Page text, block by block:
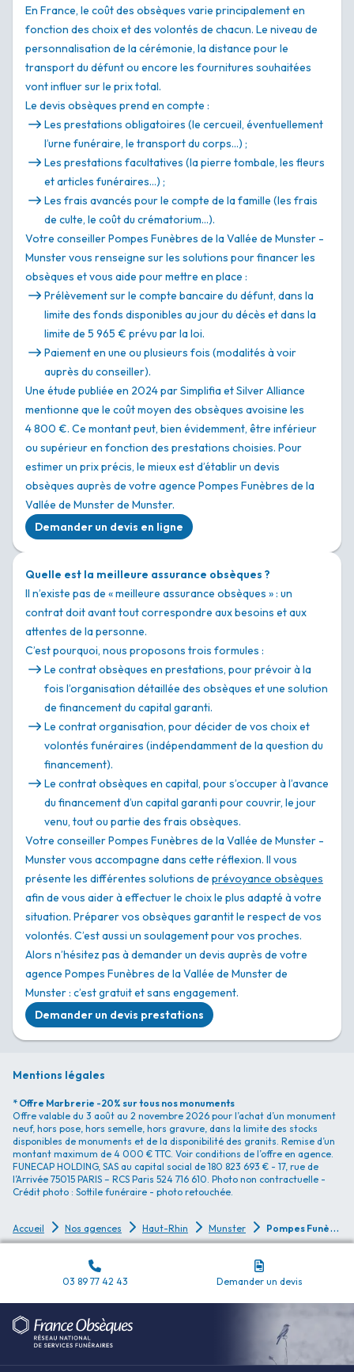
En France, le coût des obsèques varie principalement en
fonction des choix et des volontés de chacun. Le niveau de
personnalisation de la cérémonie, la distance pour le
transport du défunt ou encore les fournitures souhaitées
vont influer sur le prix total.
Le devis obsèques prend en compte :
Les prestations obligatoires (le cercueil, éventuellement
l’urne funéraire, le transport du corps…) ;
Les prestations facultatives (la pierre tombale, les fleurs
et articles funéraires…) ;
Les frais avancés pour le compte de la famille (les frais
de culte, le coût du crématorium…).
Votre conseiller Pompes Funèbres de la Vallée de Munster -
Munster vous renseigne sur les solutions pour financer les
obsèques et vous aide pour mettre en place :
Prélèvement sur le compte bancaire du défunt, dans la
limite des fonds disponibles au jour du décès et dans la
limite de 5 965 € prévu par la loi.
Paiement en une ou plusieurs fois (modalités à voir
auprès du conseiller).
Une étude publiée en 2024 par Simplifia et Silver Alliance
mentionne que le coût moyen des obsèques avoisine les
4 800 €. Ce montant peut, bien évidemment, être inférieur
ou supérieur en fonction des prestations choisies. Pour
estimer un prix précis, le mieux est d’établir un devis
obsèques auprès de votre agence Pompes Funèbres de la
Vallée de Munster de Munster.
Demander un devis en ligne
Quelle est la meilleure assurance obsèques ?
Il n’existe pas de « meilleure assurance obsèques » : un
contrat doit avant tout correspondre aux besoins et aux
attentes de la personne.
C’est pourquoi, nous proposons trois formules :
Le contrat obsèques en prestations, pour prévoir à la
fois l’organisation détaillée des obsèques et une solution
de financement du capital garanti.
Le contrat organisation, pour décider de vos choix et
volontés funéraires (indépendamment de la question du
financement).
Le contrat obsèques en capital, pour s’occuper à l’avance
du financement d’un capital garanti pour couvrir, le jour
venu, tout ou partie des frais obsèques.
Votre conseiller Pompes Funèbres de la Vallée de Munster -
Munster vous accompagne dans cette réflexion. Il vous
présente les différentes solutions de prévoyance obsèques
afin de vous aider à effectuer le choix le plus adapté à votre
situation. Préparer vos obsèques garantit le respect de vos
volontés. C’est aussi un soulagement pour vos proches.
Alors n’hésitez pas à demander un devis auprès de votre
agence Pompes Funèbres de la Vallée de Munster de
Munster : c’est gratuit et sans engagement.
Demander un devis prestations
Mentions légales
* Offre Marbrerie -20% sur tous nos monuments
Offre valable du 3 août au 2 novembre 2026 pour l’achat d’un monument
neuf, hors pose, hors semelle, hors gravure, dans la limite des stocks
disponibles de monuments et de la disponibilité des granits. Remise d’un
montant maximum de 4 000 € TTC. Voir conditions de l’offre en agence.
FUNECAP HOLDING, SAS au capital social de 180 823 693 € - 17, rue de
l’Arrivée 75015 PARIS – RCS Paris 524 716 610. Photo non contractuelle -
Crédit photo : Sottile funéraire - photo retouchée.
Accueil Nos agences Haut-Rhin Munster P
ompes Funèbres Pompes Funèbres de la Vallée de Munster - Munster
03 89 77 42 43 Demander un devis